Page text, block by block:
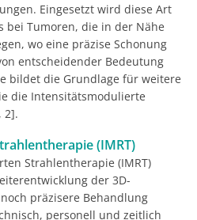
Eingesetzt wird diese Art
bei Tumoren, die in der Nähe
wo eine präzise Schonung
entscheidender Bedeutung
bildet die Grundlage für weitere
die Intensitätsmodulierte
2].
(IMRT)
Strahlentherapie (IMRT)
der 3D-
präzisere Behandlung
personell und zeitlich